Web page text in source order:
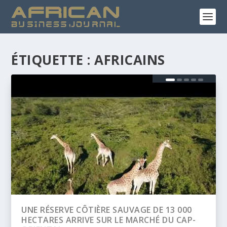
ÉTIQUETTE :AFRICAINS
BANQUE AFRICAINE DE DÉVELOPPEMENT
(BAD) – ASSEMBLÉE ANNUELLES 2026 :